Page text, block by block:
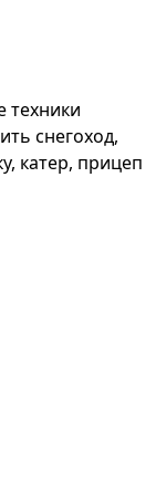
техники
снегоход,
катер, прицеп